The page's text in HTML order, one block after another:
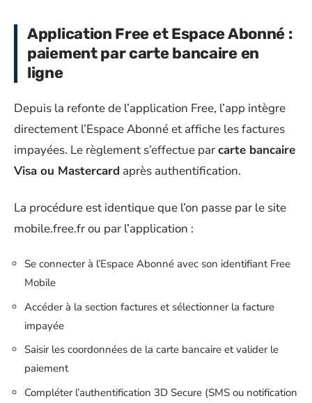
Application Free et Espace Abonné :
paiement par carte bancaire en
ligne
Depuis la refonte de l’application Free, l’app intègre
directement l’Espace Abonné et affiche les factures
impayées. Le règlement s’effectue parcarte bancaire
Visa ou Mastercard après authentification.
La procédure est identique que l’on passe par le site
mobile.free.fr ou par l’application :
Se connecter à l’Espace Abonné avec son identifiant Free
Mobile
Accéder à la section factures et sélectionner la facture
impayée
Saisir les coordonnées de la carte bancaire et valider le
paiement
Compléter l’authentification 3D Secure (SMS ou notification